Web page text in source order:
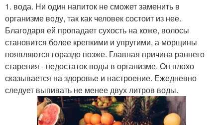
1. вода. Ни один напиток не сможет заменить в
организме воду, так как человек состоит из нее.
Благодаря ей пропадает сухость на коже, волосы
становится более крепкими и упругими, а морщины
появляются гораздо позже. Главная причина раннего
старения - недостаток воды в организме. Он плохо
сказывается на здоровье и настроение. Ежедневно
следует выпивать не менее двух литров воды.